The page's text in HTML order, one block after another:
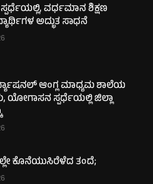
ವರ್ಧಮಾನ ಶಿಕ್ಷಣ
ಅದ್ಭುತ ಸಾಧನೆ
ಆಂಗ್ಲ ಮಾಧ್ಯಮ ಶಾಲೆಯ
ಯೋಗಾಸನ ಸ್ಪರ್ಧೆಯಲ್ಲಿ ಜಿಲ್ಲಾ
ಕೊನೆಯುಸಿರೆಳೆದ ತಂದೆ;